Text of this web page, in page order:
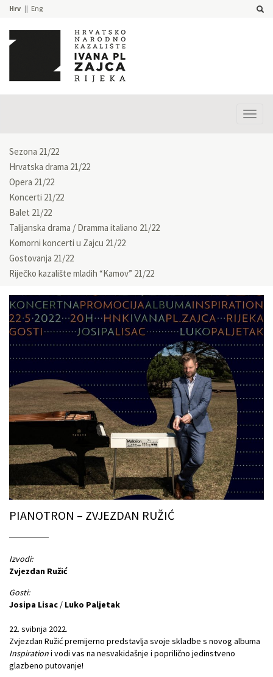
Hrv Eng
Sezona 21/22
Hrvatska drama 21/22
Opera 21/22
Koncerti 21/22
Balet 21/22
Talijanska drama / Dramma italiano 21/22
Komorni koncerti u Zajcu 21/22
Gostovanja 21/22
Riječko kazalište mladih “Kamov” 21/22
PIANOTRON – ZVJEZDAN RUŽIĆ
Izvodi:
Zvjezdan Ružić
Gosti:
Josipa Lisac / Luko Paljetak
22. svibnja 2022.
Zvjezdan Ružić premijerno predstavlja svoje skladbe s novog albuma
Inspirationi vodi vas na nesvakidašnje i poprilično jedinstveno
glazbeno putovanje!